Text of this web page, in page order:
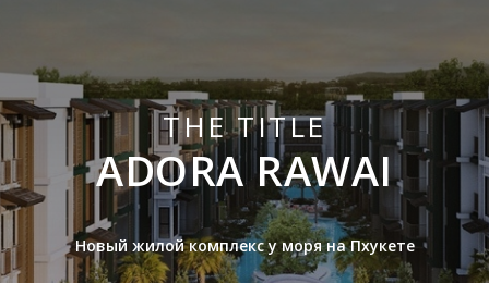
THE TITLE
ADORA RAWAI
Новый жилой комплекс у моря на Пхукете